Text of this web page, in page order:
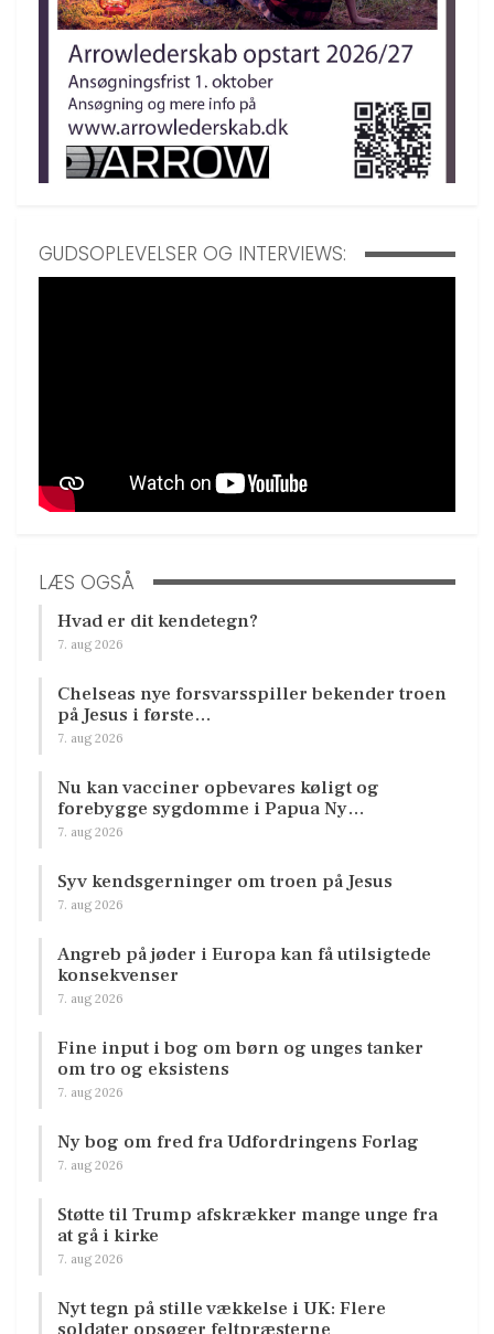
GUDSOPLEVELSER OG INTERVIEWS:
LÆS OGSÅ
Hvad er dit kendetegn?
7. aug 2026
Chelseas nye forsvarsspiller bekender troen
på Jesus i første…
7. aug 2026
Nu kan vacciner opbevares køligt og
forebygge sygdomme i Papua Ny…
7. aug 2026
Syv kendsgerninger om troen på Jesus
7. aug 2026
Angreb på jøder i Europa kan få utilsigtede
konsekvenser
7. aug 2026
Fine input i bog om børn og unges tanker
om tro og eksistens
7. aug 2026
Ny bog om fred fra Udfordringens Forlag
7. aug 2026
Støtte til Trump afskrækker mange unge fra
at gå i kirke
7. aug 2026
Nyt tegn på stille vækkelse i UK: Flere